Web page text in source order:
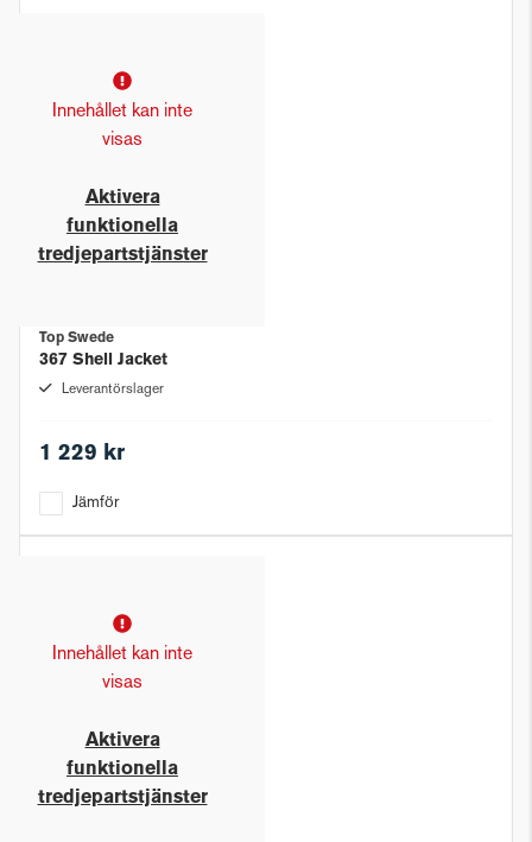
Innehållet kan inte
visas
Aktivera
funktionella
tredjepartstjänster
Top Swede
367 Shell Jacket
Leverantörslager
1 229 kr
Jämför
Innehållet kan inte
visas
Aktivera
funktionella
tredjepartstjänster